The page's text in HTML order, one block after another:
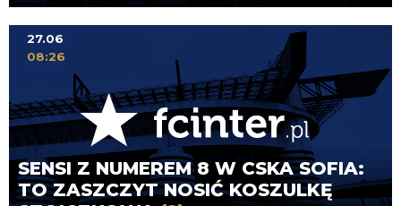
SENSI Z NUMEREM 8 W CSKA SOFIA:
TO ZASZCZYT NOSIĆ KOSZULKĘ
27.06
08:26